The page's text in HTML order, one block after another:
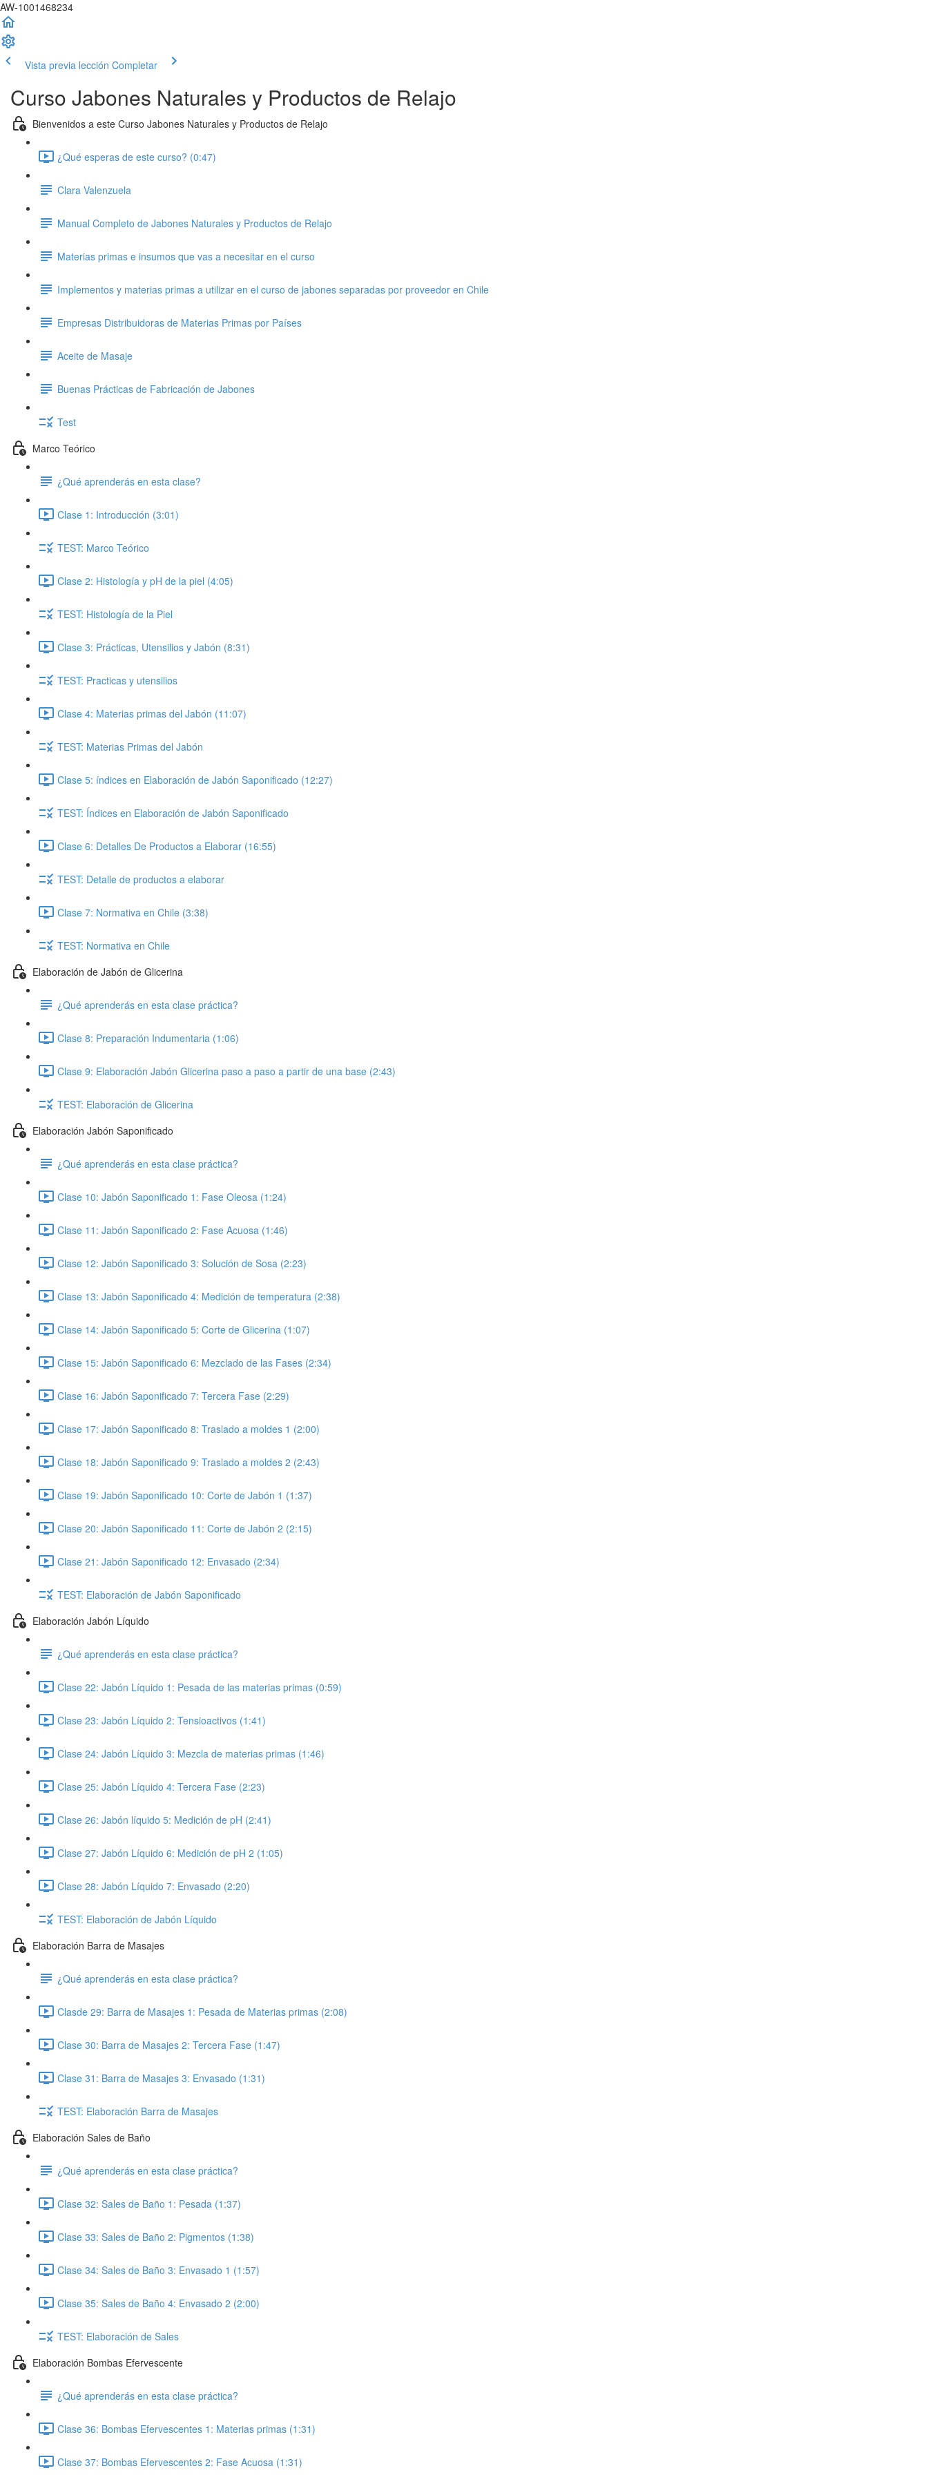
AW-1001468234
Vista previa lección Completar
Curso Jabones Naturales y Productos de Relajo
Bienvenidos a este Curso Jabones Naturales y Productos de Relajo
¿Qué esperas de este curso? (0:47)
Clara Valenzuela
Manual Completo de Jabones Naturales y Productos de Relajo
Materias primas e insumos que vas a necesitar en el curso
Implementos y materias primas a utilizar en el curso de jabones separadas por proveedor en Chile
Empresas Distribuidoras de Materias Primas por Países
Aceite de Masaje
Buenas Prácticas de Fabricación de Jabones
Test
Marco Teórico
¿Qué aprenderás en esta clase?
Clase 1: Introducción (3:01)
TEST: Marco Teórico
Clase 2: Histología y pH de la piel (4:05)
TEST: Histología de la Piel
Clase 3: Prácticas, Utensilios y Jabón (8:31)
TEST: Practicas y utensilios
Clase 4: Materias primas del Jabón (11:07)
TEST: Materias Primas del Jabón
Clase 5: índices en Elaboración de Jabón Saponificado (12:27)
TEST: Índices en Elaboración de Jabón Saponificado
Clase 6: Detalles De Productos a Elaborar (16:55)
TEST: Detalle de productos a elaborar
Clase 7: Normativa en Chile (3:38)
TEST: Normativa en Chile
Elaboración de Jabón de Glicerina
¿Qué aprenderás en esta clase práctica?
Clase 8: Preparación Indumentaria (1:06)
Clase 9: Elaboración Jabón Glicerina paso a paso a partir de una base (2:43)
TEST: Elaboración de Glicerina
Elaboración Jabón Saponificado
¿Qué aprenderás en esta clase práctica?
Clase 10: Jabón Saponificado 1: Fase Oleosa (1:24)
Clase 11: Jabón Saponificado 2: Fase Acuosa (1:46)
Clase 12: Jabón Saponificado 3: Solución de Sosa (2:23)
Clase 13: Jabón Saponificado 4: Medición de temperatura (2:38)
Clase 14: Jabón Saponificado 5: Corte de Glicerina (1:07)
Clase 15: Jabón Saponificado 6: Mezclado de las Fases (2:34)
Clase 16: Jabón Saponificado 7: Tercera Fase (2:29)
Clase 17: Jabón Saponificado 8: Traslado a moldes 1 (2:00)
Clase 18: Jabón Saponificado 9: Traslado a moldes 2 (2:43)
Clase 19: Jabón Saponificado 10: Corte de Jabón 1 (1:37)
Clase 20: Jabón Saponificado 11: Corte de Jabón 2 (2:15)
Clase 21: Jabón Saponificado 12: Envasado (2:34)
TEST: Elaboración de Jabón Saponificado
Elaboración Jabón Líquido
¿Qué aprenderás en esta clase práctica?
Clase 22: Jabón Líquido 1: Pesada de las materias primas (0:59)
Clase 23: Jabón Líquido 2: Tensioactivos (1:41)
Clase 24: Jabón Líquido 3: Mezcla de materias primas (1:46)
Clase 25: Jabón Líquido 4: Tercera Fase (2:23)
Clase 26: Jabón líquido 5: Medición de pH (2:41)
Clase 27: Jabón Líquido 6: Medición de pH 2 (1:05)
Clase 28: Jabón Líquido 7: Envasado (2:20)
TEST: Elaboración de Jabón Líquido
Elaboración Barra de Masajes
¿Qué aprenderás en esta clase práctica?
Clasde 29: Barra de Masajes 1: Pesada de Materias primas (2:08)
Clase 30: Barra de Masajes 2: Tercera Fase (1:47)
Clase 31: Barra de Masajes 3: Envasado (1:31)
TEST: Elaboración Barra de Masajes
Elaboración Sales de Baño
¿Qué aprenderás en esta clase práctica?
Clase 32: Sales de Baño 1: Pesada (1:37)
Clase 33: Sales de Baño 2: Pigmentos (1:38)
Clase 34: Sales de Baño 3: Envasado 1 (1:57)
Clase 35: Sales de Baño 4: Envasado 2 (2:00)
TEST: Elaboración de Sales
Elaboración Bombas Efervescente
¿Qué aprenderás en esta clase práctica?
Clase 36: Bombas Efervescentes 1: Materias primas (1:31)
Clase 37: Bombas Efervescentes 2: Fase Acuosa (1:31)